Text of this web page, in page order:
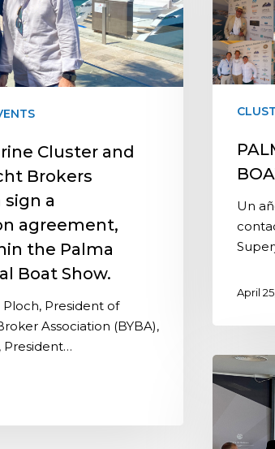
Un
April
Cluster and
Brokers
a
agreement,
the Palma
Boat Show.
President of
Association (BYBA),
President…